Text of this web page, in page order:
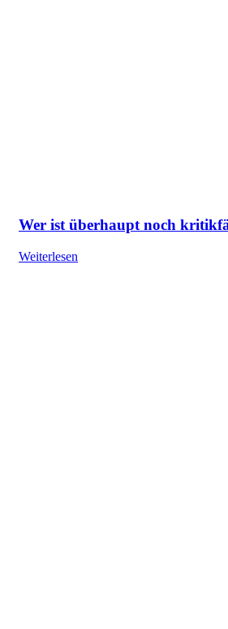
Wer ist überhaupt noch
Weiterlesen